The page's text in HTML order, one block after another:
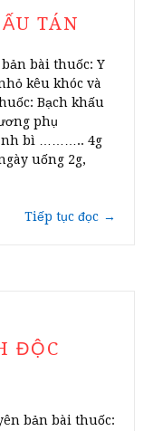
TÁN
bài thuốc: Y
kêu khóc và
Bạch khấu
phụ
bì ……….. 4g
uống 2g,
Tiếp tục đọc →
ĐỘC
bản bài thuốc: